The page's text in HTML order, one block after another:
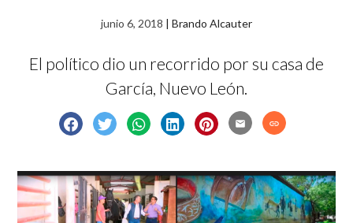
junio 6, 2018 | Brando Alcauter
El político dio un recorrido por su casa de
García, Nuevo León.
email link